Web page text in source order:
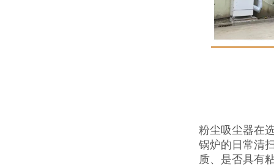
粉尘吸尘器在
锅炉的日常清
质、是否具有